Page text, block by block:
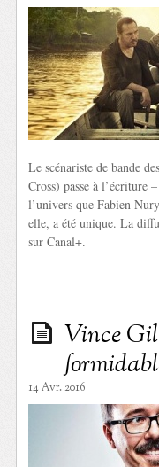
Le scénariste de bande
Cross) passe à l’écriture
l’univers que Fabien
elle, a été unique. La
sur Canal+.
Vince
14 Avr. 2016